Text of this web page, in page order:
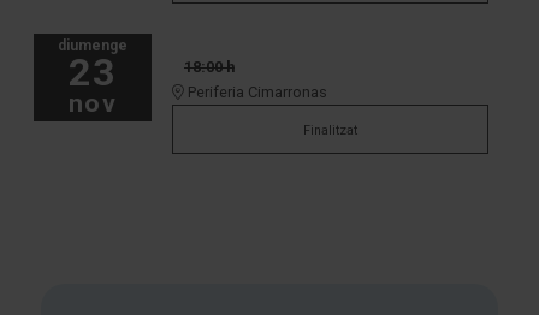
diumenge
23
nov
18:00 h
Periferia Cimarronas
Finalitzat